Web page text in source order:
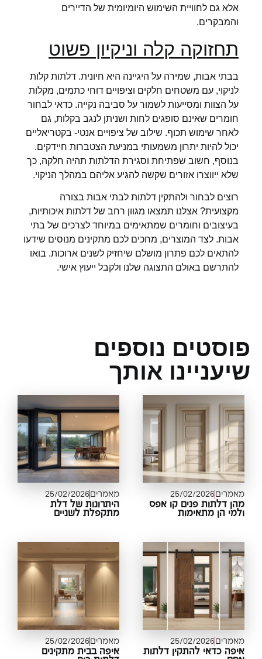
אלא גם לחוויית השימוש היומיומית של הדיירים
והמבקרים.
תחזוקה קלה וניקיון פשוט
בבתי אבות, שמירה על היגיינה היא חיונית. דלתות קלות
לניקוי, עם משטחים חלקים וציפויים דוחי כתמים, מקלות
על הצוות ומסייעות לשמור על סביבה נקייה. כדאי לבחור
חומרים שאינם סופגים לחות ושניתן לנגב בקלות, גם
לאחר שימוש תכוף. שילוב של ציפויים אנטי- בקטריאליים
יכול להיות יתרון משמעותי במניעת הצטברות חיידקים.
בנוסף, חשוב שפתיחת וסגירת הדלתות תהיה חלקה, כך
שלא ייווצרו אזורים שקשה להגיע אליהם במהלך הניקוי.
רוצים לבחור ולהתקין דלתות לבתי אבות בצורה
מקצועית? אצלנו תמצאו מגוון רחב של דלתות איכותיות,
בעיצובים וחומרים שמתאימים במיוחד לצרכים של בתי
אבות. לצד המוצרים, מחכים לכם מתקינים מנוסים שידעו
להתאים לכם פתרון מושלם שיחזיק לשנים ארוכות. בואו
להתרשם באולם התצוגה שלנו ולקבל ייעוץ אישי.
נוספים
אותך
25/02/2026
דלתות פנים קו אפס
הן מתאימות
מאמרים25/02/2026
היתרונות של דלת
מתקפלת לשניים
25/02/2026
כדאי להתקין דלתות
מאמרים25/02/2026
איפה בבית מתקינים